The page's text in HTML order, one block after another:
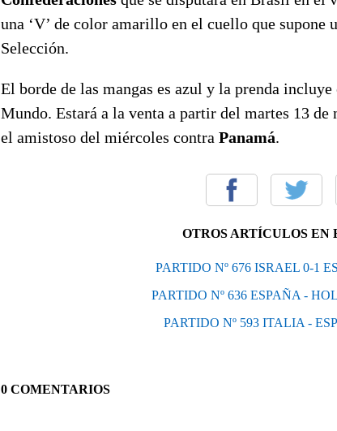
una ‘V’ de color amarillo en el cuello que supone
Selección.
El borde de las mangas es azul y la prenda
Mundo. Estará a la venta a partir del martes 13 de
el amistoso del miércoles contra Panamá.
OTROS ARTÍCULOS EN
PARTIDO Nº 676 ISRAEL 0-1
PARTIDO Nº 636 ESPAÑA -
PARTIDO Nº 593 ITALIA -
0 COMENTARIOS